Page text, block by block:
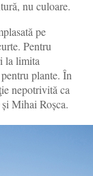
nu culoare.
pe
Pentru
la limita
plante. În
nepotrivită ca
Mihai Roșca.